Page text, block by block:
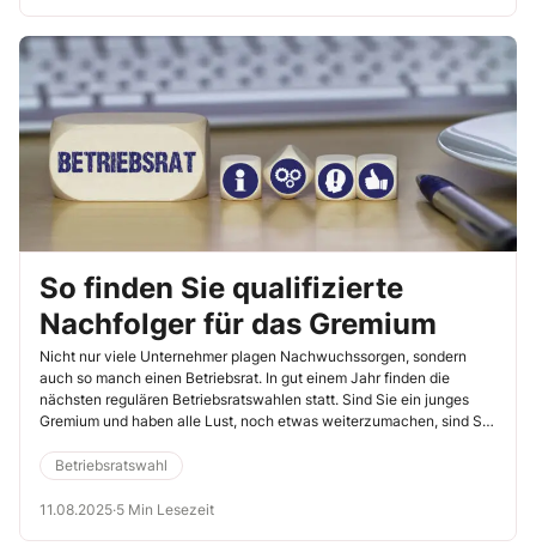
So finden Sie qualifizierte
Nachfolger für das Gremium
Nicht nur viele Unternehmer plagen Nachwuchssorgen, sondern
auch so manch einen Betriebsrat. In gut einem Jahr finden die
nächsten regulären Betriebsratswahlen statt. Sind Sie ein junges
Gremium und haben alle Lust, noch etwas weiterzumachen, sind Sie
Kollegen in den Ruhestand verabschieden oder das Amt einfach
nicht mehr ausüben wollen. In einem solchen Fall sollten Sie als
Betriebsrat sich frühzeitig um den Fortbestand Ihres Gremiums
Betriebsratswahl
11.08.2025·5 Min Lesezeit